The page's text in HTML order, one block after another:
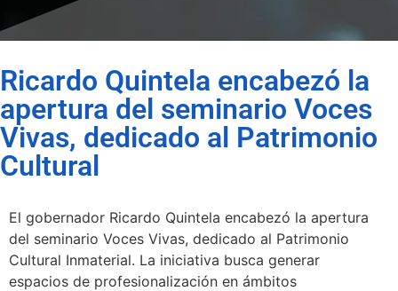
Ricardo Quintela encabezó la
apertura del seminario Voces
Vivas, dedicado al Patrimonio
Cultural
El gobernador Ricardo Quintela encabezó la apertura
del seminario Voces Vivas, dedicado al Patrimonio
Cultural Inmaterial. La iniciativa busca generar
espacios de profesionalización en ámbitos